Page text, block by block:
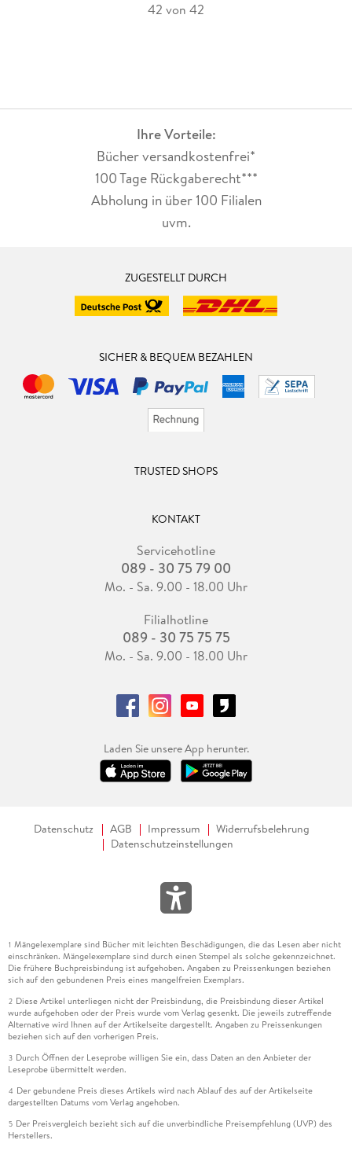
42 von 42
Ihre Vorteile:
Bücher versandkostenfrei*
100 Tage Rückgaberecht***
Abholung in über 100 Filialen
uvm.
ZUGESTELLT DURCH
SICHER & BEQUEM BEZAHLEN
TRUSTED SHOPS
KONTAKT
Servicehotline
089 - 30 75 79 00
Mo. - Sa. 9.00 - 18.00 Uhr
Filialhotline
089 - 30 75 75 75
Mo. - Sa. 9.00 - 18.00 Uhr
Laden Sie unsere App herunter.
Datenschutz AGB Impressum
Widerrufsbelehrung
Datenschutzeinstellungen
1 Mängelexemplare sind Bücher mit leichten Beschädigungen, die das Lesen aber nicht
einschränken. Mängelexemplare sind durch einen Stempel als solche gekennzeichnet.
Die frühere Buchpreisbindung ist aufgehoben. Angaben zu Preissenkungen beziehen
sich auf den gebundenen Preis eines mangelfreien Exemplars.
2 Diese Artikel unterliegen nicht der Preisbindung, die Preisbindung dieser Artikel
wurde aufgehoben oder der Preis wurde vom Verlag gesenkt. Die jeweils zutreffende
Alternative wird Ihnen auf der Artikelseite dargestellt. Angaben zu Preissenkungen
beziehen sich auf den vorherigen Preis.
3 Durch Öffnen der Leseprobe willigen Sie ein, dass Daten an den Anbieter der
Leseprobe übermittelt werden.
4 Der gebundene Preis dieses Artikels wird nach Ablauf des auf der Artikelseite
dargestellten Datums vom Verlag angehoben.
5 Der Preisvergleich bezieht sich auf die unverbindliche Preisempfehlung (UVP) des
Herstellers.